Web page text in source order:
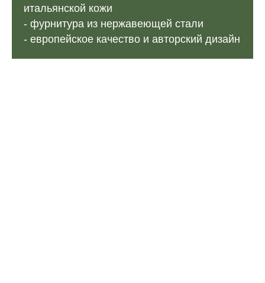
итальянской кожи
- фурнитура из нержавеющей стали
- европейское качество и авторский дизайн